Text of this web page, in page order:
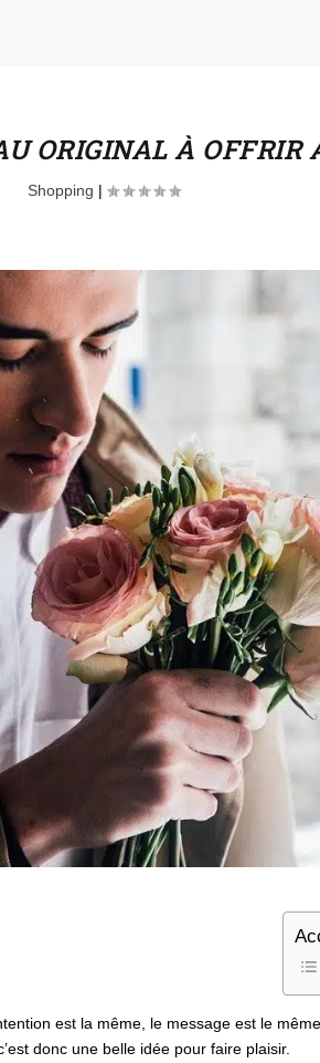
ORIGINAL À
Shopping |
est la même, le message est le
donc une belle idée pour faire plaisir.